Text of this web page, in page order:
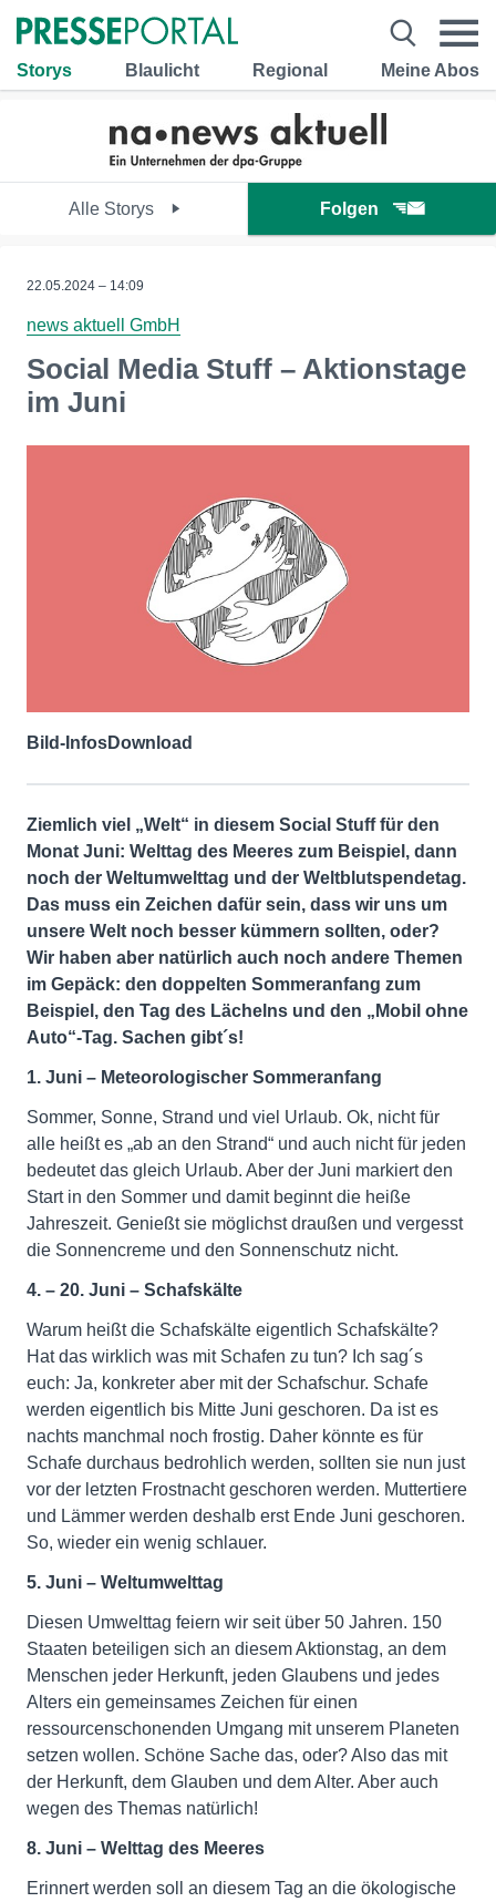
Storys Blaulicht Regional Meine Abos
Alle Storys Folgen
22.05.2024 – 14:09
news aktuell GmbH
Social Media Stuff – Aktionstage
im Juni
Bild-InfosDownload
Ziemlich viel „Welt“ in diesem Social Stuff für den
Monat Juni: Welttag des Meeres zum Beispiel, dann
noch der Weltumwelttag und der Weltblutspendetag.
Das muss ein Zeichen dafür sein, dass wir uns um
unsere Welt noch besser kümmern sollten, oder?
Wir haben aber natürlich auch noch andere Themen
im Gepäck: den doppelten Sommeranfang zum
Beispiel, den Tag des Lächelns und den „Mobil ohne
Auto“-Tag. Sachen gibt´s!
1. Juni – Meteorologischer Sommeranfang
Sommer, Sonne, Strand und viel Urlaub. Ok, nicht für
alle heißt es „ab an den Strand“ und auch nicht für jeden
bedeutet das gleich Urlaub. Aber der Juni markiert den
Start in den Sommer und damit beginnt die heiße
Jahreszeit. Genießt sie möglichst draußen und vergesst
die Sonnencreme und den Sonnenschutz nicht.
4. – 20. Juni – Schafskälte
Warum heißt die Schafskälte eigentlich Schafskälte?
Hat das wirklich was mit Schafen zu tun? Ich sag´s
euch: Ja, konkreter aber mit der Schafschur. Schafe
werden eigentlich bis Mitte Juni geschoren. Da ist es
nachts manchmal noch frostig. Daher könnte es für
Schafe durchaus bedrohlich werden, sollten sie nun just
vor der letzten Frostnacht geschoren werden. Muttertiere
und Lämmer werden deshalb erst Ende Juni geschoren.
So, wieder ein wenig schlauer.
5. Juni – Weltumwelttag
Diesen Umwelttag feiern wir seit über 50 Jahren. 150
Staaten beteiligen sich an diesem Aktionstag, an dem
Menschen jeder Herkunft, jeden Glaubens und jedes
Alters ein gemeinsames Zeichen für einen
ressourcenschonenden Umgang mit unserem Planeten
setzen wollen. Schöne Sache das, oder? Also das mit
der Herkunft, dem Glauben und dem Alter. Aber auch
wegen des Themas natürlich!
8. Juni – Welttag des Meeres
Erinnert werden soll an diesem Tag an die ökologische